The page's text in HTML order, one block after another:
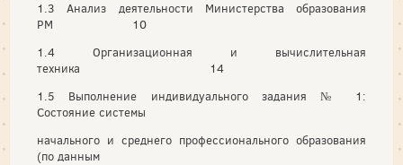
1.3 Анализ деятельности Министерства образования
РМ 10
1.4 Организационная и вычислительная
техника 14
1.5 Выполнение индивидуального задания № 1:
Состояние системы
начального и среднего профессионального образования
(по данным